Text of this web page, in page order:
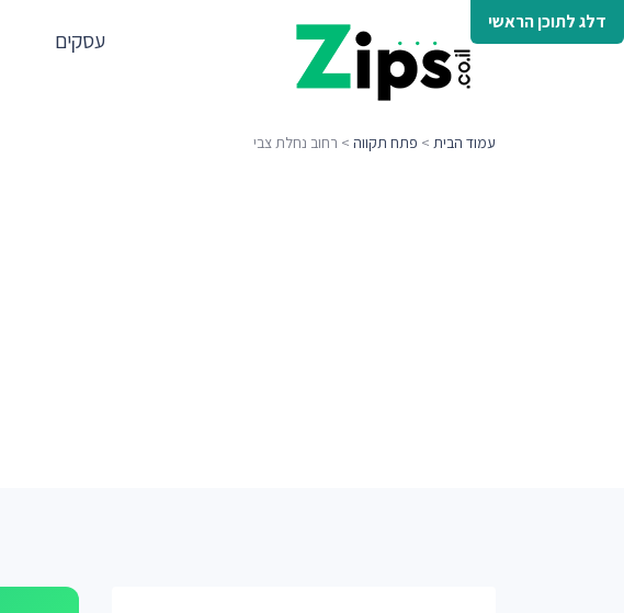
דלג לתוכן הראשי
עסקים
עמוד הבית > פתח תקווה > רחוב נחלת צבי